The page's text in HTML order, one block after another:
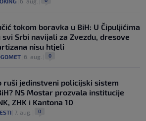
tokom boravka u BiH: U Čipuljićima
svi Srbi navijali za Zvezdu, dresove
nisu htjeli
6. aug. 0
ruši jedinstveni policijski sistem
NS Mostar prozvala institucije
ZHK i Kantona 10
7. aug. 0